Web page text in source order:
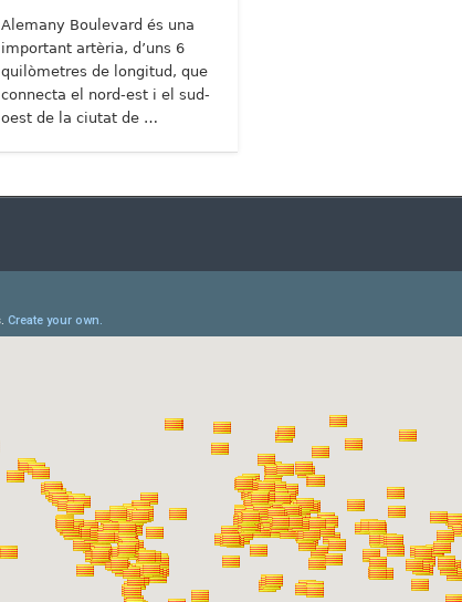
Alemany Boulevard és una
important artèria, d’uns 6
quilòmetres de longitud, que
connecta el nord-est i el sud-
oest de la ciutat de …